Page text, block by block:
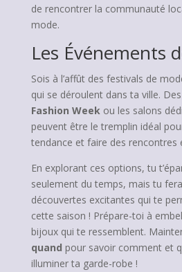
de rencontrer la communauté
mode.
Les Événements
Sois à l’affût des festivals de
qui se déroulent dans ta ville.
Fashion Weekou les salons
peuvent être le tremplin idéal
tendance et faire des rencontres
En explorant ces options, tu
seulement du temps, mais tu
découvertes excitantes qui te
cette saison ! Prépare-toi à
bijoux qui te ressemblent.
quand pour savoir comment et
illuminer ta garde-robe !